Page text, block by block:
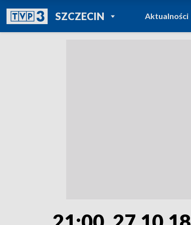
SZCZECINPOWRÓT DO
TVP REGIONY
Aktualności